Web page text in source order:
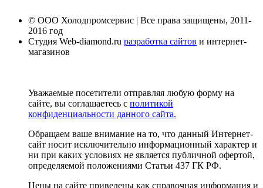
© ООО Холодпромсервис | Все права защищены, 2011-
2016 год
Студия Web-diamond.ru разработка сайтов и интернет-
магазинов
Уважаемые посетители отправляя любую форму на
сайте, вы соглашаетесь с политикой
конфиденциальности данного сайта.
Обращаем ваше внимание на то, что данный Интернет-
сайт носит исключительно информационный характер и
ни при каких условиях не является публичной офертой,
определяемой положениями Статьи 437 ГК РФ.
Цены на сайте приведены как справочная информация и